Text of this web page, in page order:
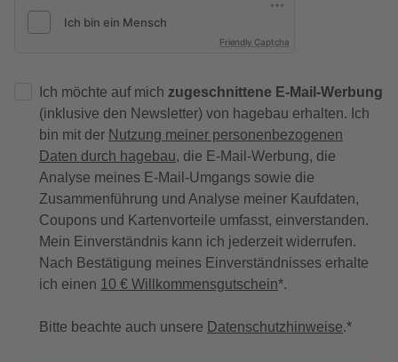
Friendly Captcha
Ich möchte auf mich zugeschnittene E-Mail-Werbung
(inklusive den Newsletter) von hagebau erhalten. Ich
bin mit der Nutzung meiner personenbezogenen
Daten durch hagebau, die E-Mail-Werbung, die
Analyse meines E-Mail-Umgangs sowie die
Zusammenführung und Analyse meiner Kaufdaten,
Coupons und Kartenvorteile umfasst, einverstanden.
Mein Einverständnis kann ich jederzeit widerrufen.
Nach Bestätigung meines Einverständnisses erhalte
ich einen 10 € Willkommensgutschein*.
Bitte beachte auch unsere Datenschutzhinweise.